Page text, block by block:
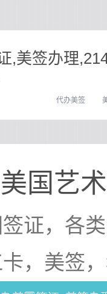
,美签办理
代办美签
国艺
证，各
，美签